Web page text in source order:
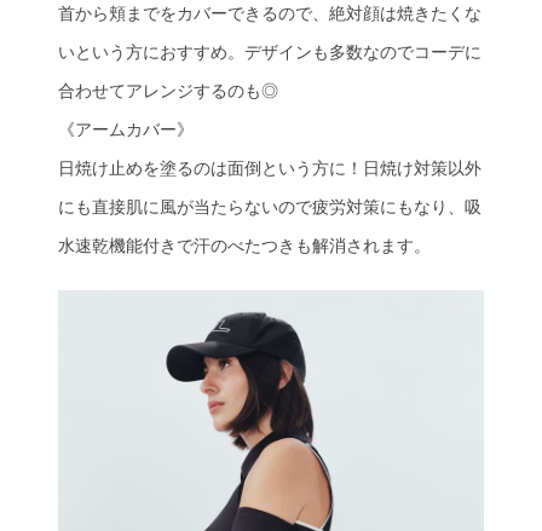
首から頬までをカバーできるので、絶対顔は焼きたくな
いという方におすすめ。デザインも多数なのでコーデに
合わせてアレンジするのも◎
《アームカバー》
日焼け止めを塗るのは面倒という方に！日焼け対策以外
にも直接肌に風が当たらないので疲労対策にもなり、吸
水速乾機能付きで汗のべたつきも解消されます。